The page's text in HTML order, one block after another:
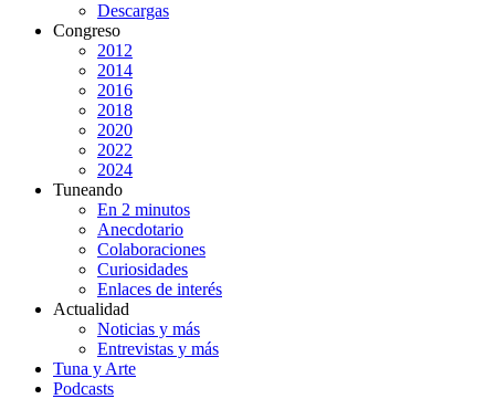
Descargas
Congreso
2012
2014
2016
2018
2020
2022
2024
Tuneando
En 2 minutos
Anecdotario
Colaboraciones
Curiosidades
Enlaces de interés
Actualidad
Noticias y más
Entrevistas y más
Tuna y Arte
Podcasts